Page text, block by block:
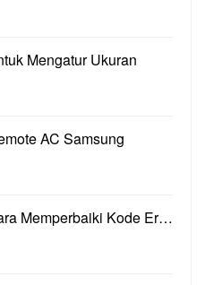
Mengatur Ukuran
AC Samsung
Memperbaiki Kode Er…